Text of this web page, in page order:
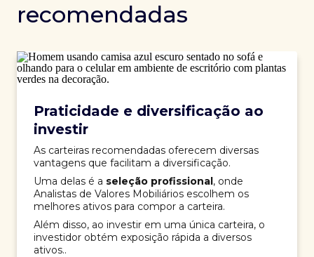
recomendadas
Praticidade e diversificação ao
investir
As carteiras recomendadas oferecem diversas
vantagens que facilitam a diversificação.
Uma delas é a seleção profissional, onde
Analistas de Valores Mobiliários escolhem os
melhores ativos para compor a carteira.
Além disso, ao investir em uma única carteira, o
investidor obtém exposição rápida a diversos
ativos..